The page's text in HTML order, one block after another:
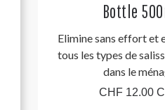
Bottle
Elimine sans effort et
tous les types de
dans le
CHF 12.00